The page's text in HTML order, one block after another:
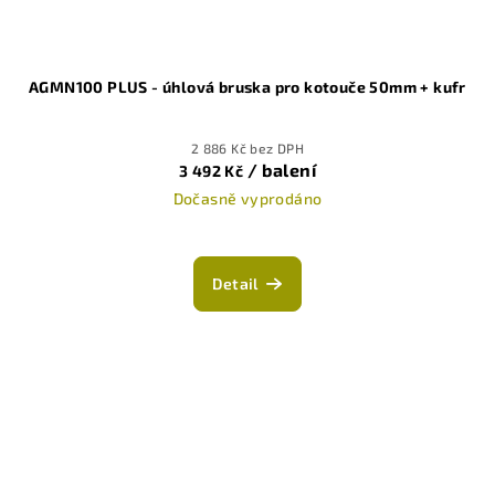
AGMN100 PLUS - úhlová bruska pro kotouče 50mm + kufr
2 886 Kč bez DPH
3 492 Kč / balení
Dočasně vyprodáno
Detail